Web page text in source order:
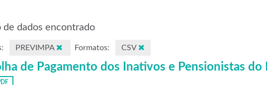
de dados encontrado
PREVIMPA Formatos: CSV
de Pagamento dos Inativos e Pensionistas do